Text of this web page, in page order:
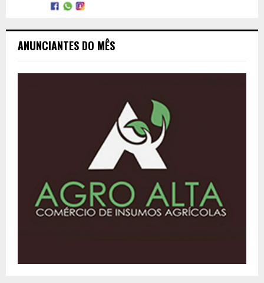
ANUNCIANTES DO MÊS